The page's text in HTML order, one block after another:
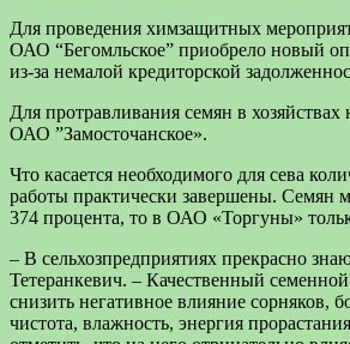
Для проведения химзащитных
ОАО “Бегомльское” приобрело новый
из-за немалой кредиторской
Для протравливания семян в
ОАО ”Замосточанское».
Что касается необходимого для сева
работы практически завершены. Семян
374 процента, то в ОАО «Торгуны»
– В сельхозпредприятиях прекрасно
Тетеранкевич. – Качественный
снизить негативное влияние сорняков,
чистота, влажность, энергия